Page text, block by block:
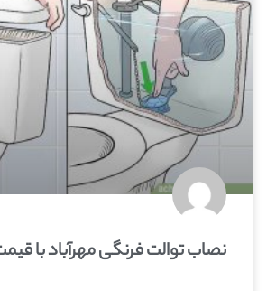
نصاب توالت فرنگی مهرآباد با